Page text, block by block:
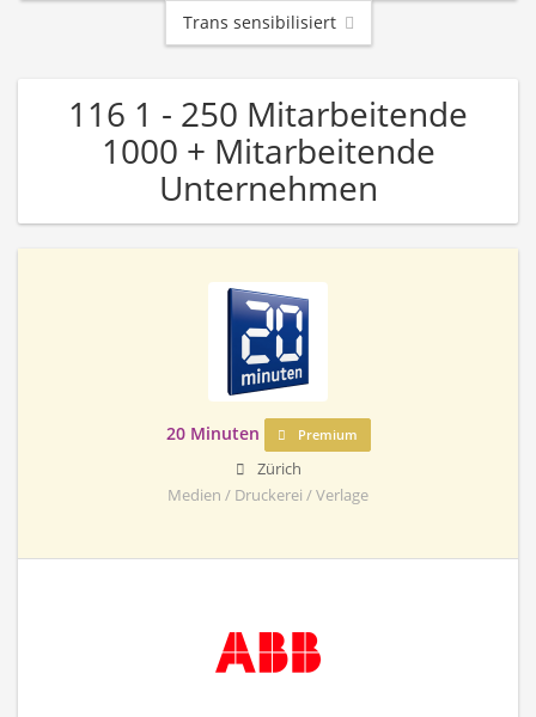
Trans sensibilisiert
116 1 - 250 Mitarbeitende
1000 + Mitarbeitende
Unternehmen
20 Minuten Premium
Zürich
Medien / Druckerei / Verlage